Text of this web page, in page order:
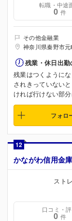
転職・中途
0 件
その他金融業
神奈川県秦野市
残業・休日出勤
残業はつくように
されきっていない
ければ行けない部
フォロ
12
かながわ信用金庫
スト
口コミ・
0 件